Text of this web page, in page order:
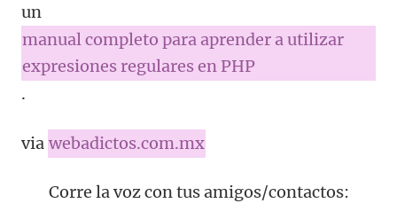
un
manual completo para aprender a utilizar
expresiones regulares en PHP
.
via webadictos.com.mx
Corre la voz con tus amigos/contactos: